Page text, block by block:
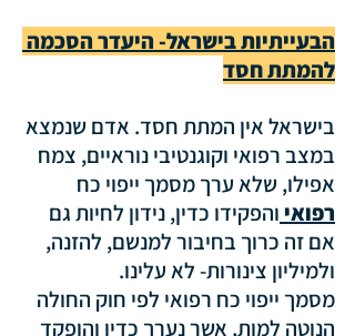
הבעייתיות בישראל- היעדר הסכמה
להמתת חסד
בישראל אין המתת חסד. אדם שנמצא
במצב רפואי וקוגנטיבי נוראיים, צמח
אפילו, שלא ערך מסמך ייפוי כח
רפואי והפקידו כדין, נידון לחיות גם
אם זה כרוך בחיבור למנשם, להזנה,
ולמיליון צינורות- לא עלינו.
מסמך ייפוי כח רפואי לפי חוק החולה
הנוטה למות, אשר נערך כדין והופקד